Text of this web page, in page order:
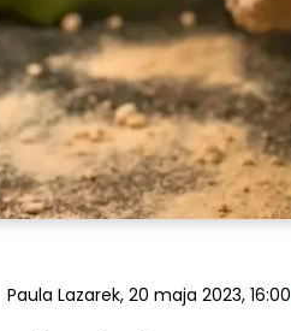
Paula Lazarek, 20 maja 2023, 16:00